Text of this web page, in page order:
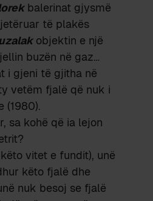
balerinat gjysmë
të plakës
objektin e një
buzën në gaz…
i gjeni të gjitha në
vetëm fjalë që nuk i
(1980).
sa kohë që ia lejon
vitet e fundit), unë
këto fjalë dhe
nuk besoj se fjalë